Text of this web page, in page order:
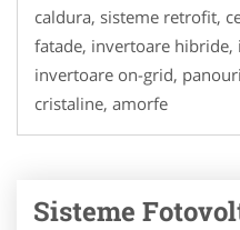
caldura, sisteme retrofit,
fatade, invertoare
invertoare on-grid,
cristaline, amorfe
Sisteme